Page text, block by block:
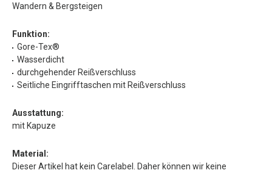
Wandern & Bergsteigen
Funktion:
Gore-Tex®
Wasserdicht
durchgehender Reißverschluss
Seitliche Eingrifftaschen mit Reißverschluss
Ausstattung:
mit Kapuze
Material:
Dieser Artikel hat kein Carelabel. Daher können wir keine